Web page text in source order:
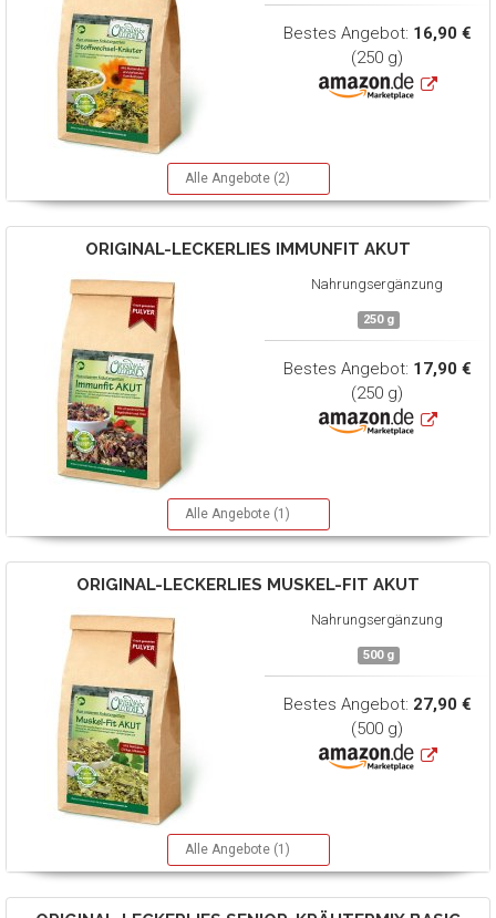
Bestes Angebot: 16,90 €
(250 g)
Alle Angebote (2)
ORIGINAL-LECKERLIES IMMUNFIT AKUT
Nahrungsergänzung
250 g
Bestes Angebot: 17,90 €
(250 g)
Alle Angebote (1)
ORIGINAL-LECKERLIES MUSKEL-FIT AKUT
Nahrungsergänzung
500 g
Bestes Angebot: 27,90 €
(500 g)
Alle Angebote (1)